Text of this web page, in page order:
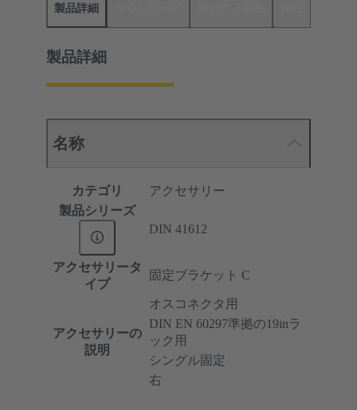
製品詳細
製品詳細
名称
カテゴリ
アクセサリー
製品シリーズ
DIN 41612
アクセサリータ
イプ
固定ブラケット C
アクセサリーの
説明
オスコネクタ用
DIN EN 60297準拠の19inラ
ック用
シングル固定
右